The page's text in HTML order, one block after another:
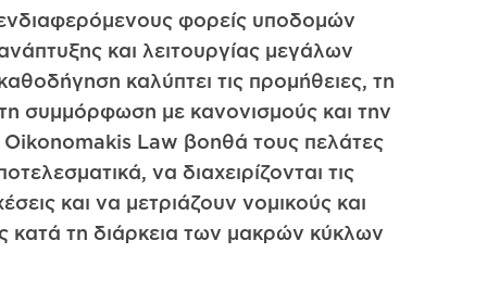
φορείς υποδομών
και λειτουργίας μεγάλων
καλύπτει τις προμήθειες, τη
συμμόρφωση με κανονισμούς και την
Law βοηθά τους πελάτες
να διαχειρίζονται τις
και να μετριάζουν νομικούς και
κατά τη διάρκεια των μακρών κύκλων